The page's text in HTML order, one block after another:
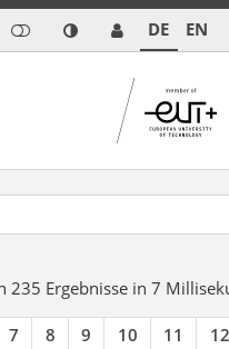
DE EN
235 Ergebnisse in 7
7 8 9 10 11 12